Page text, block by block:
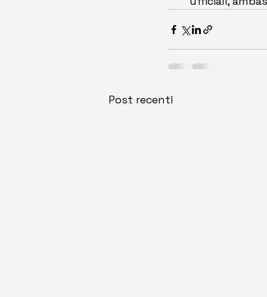
Post recenti